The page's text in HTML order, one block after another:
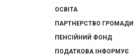
ОСВІТА
ПАРТНЕРСТВО ГРОМАДИ
ПЕНСІЙНИЙ ФОНД
ПОДАТКОВА ІНФОРМУЄ